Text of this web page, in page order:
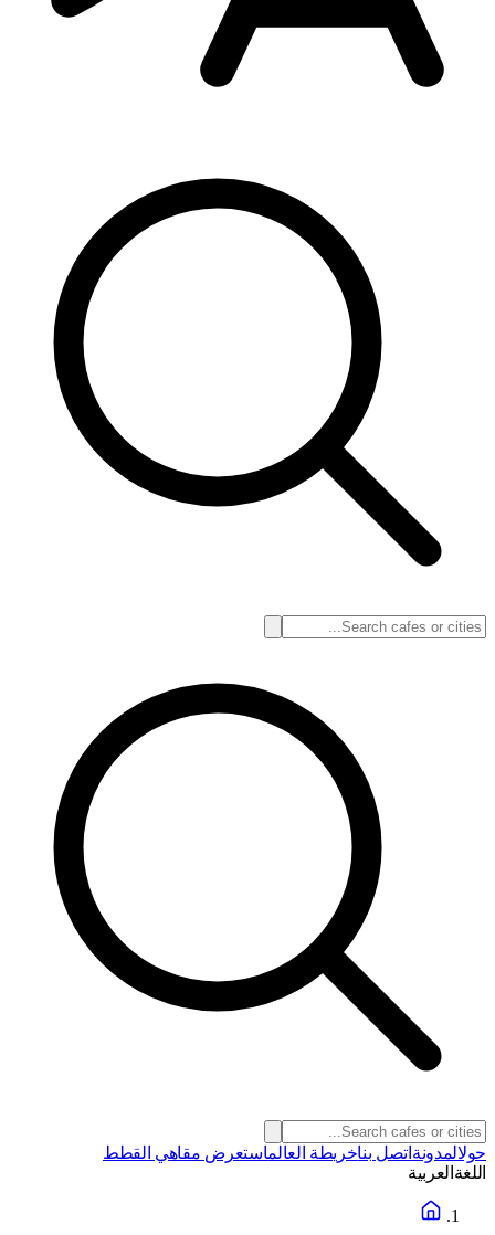
حولالمدونة اتصل بناخريطة العالماستعرض مقاهي القطط
اللغة العربية